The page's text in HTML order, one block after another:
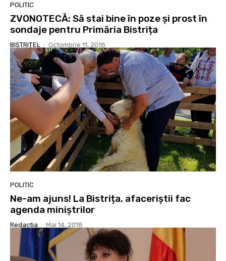
POLITIC
ZVONOTECĂ: Să stai bine în poze și prost în
sondaje pentru Primăria Bistrița
BISTRIȚEL - Octombrie 11, 2018
POLITIC
Ne-am ajuns! La Bistrița, afaceriștii fac
agenda miniștrilor
Redactia - Mai 14, 2018